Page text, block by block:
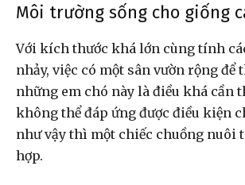
Môi trường sống cho giống
Với kích thước khá lớn cùng tính
nhảy, việc có một sân vườn rộng để
những em chó này là điều khá cần
không thể đáp ứng được điều kiện
như vậy thì một chiếc chuồng nuôi
hợp.